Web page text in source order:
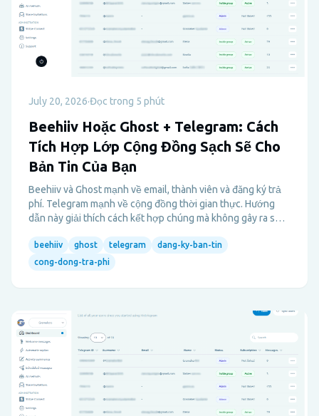
July 20, 2026·Đọc trong 5 phút
Beehiiv Hoặc Ghost + Telegram: Cách
Tích Hợp Lớp Cộng Đồng Sạch Sẽ Cho
Bản Tin Của Bạn
Beehiiv và Ghost mạnh về email, thành viên và đăng ký trả
phí. Telegram mạnh về cộng đồng thời gian thực. Hướng
dẫn này giải thích cách kết hợp chúng mà không gây ra sự
beehiiv ghost telegram
dang-ky-ban-tin
cong-dong-tra-phi